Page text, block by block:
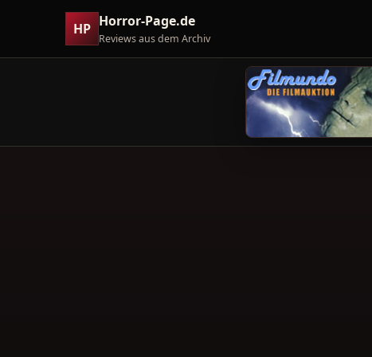
HP Horror-Page.de
Reviews aus dem Archiv